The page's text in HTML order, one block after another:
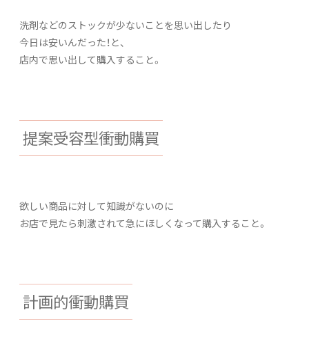
洗剤などのストックが少ないことを思い出したり
今日は安いんだった！と、
店内で思い出して購入すること。
提案受容型衝動購買
欲しい商品に対して知識がないのに
お店で見たら刺激されて急にほしくなって購入すること。
計画的衝動購買